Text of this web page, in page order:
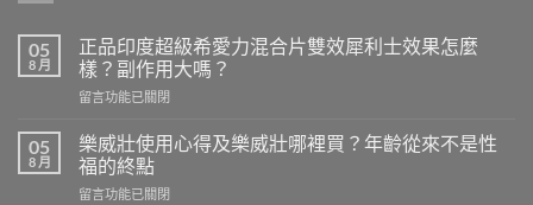
05
8 月
正品印度超級希愛力混合片雙效犀利士效果怎麼
樣？副作用大嗎？
在
品
印
度
超
留言功能已關閉
05
8 月
樂威壯使用心得及樂威壯哪裡買？年齡從來不是性
福的終點
在
留言功能已關閉